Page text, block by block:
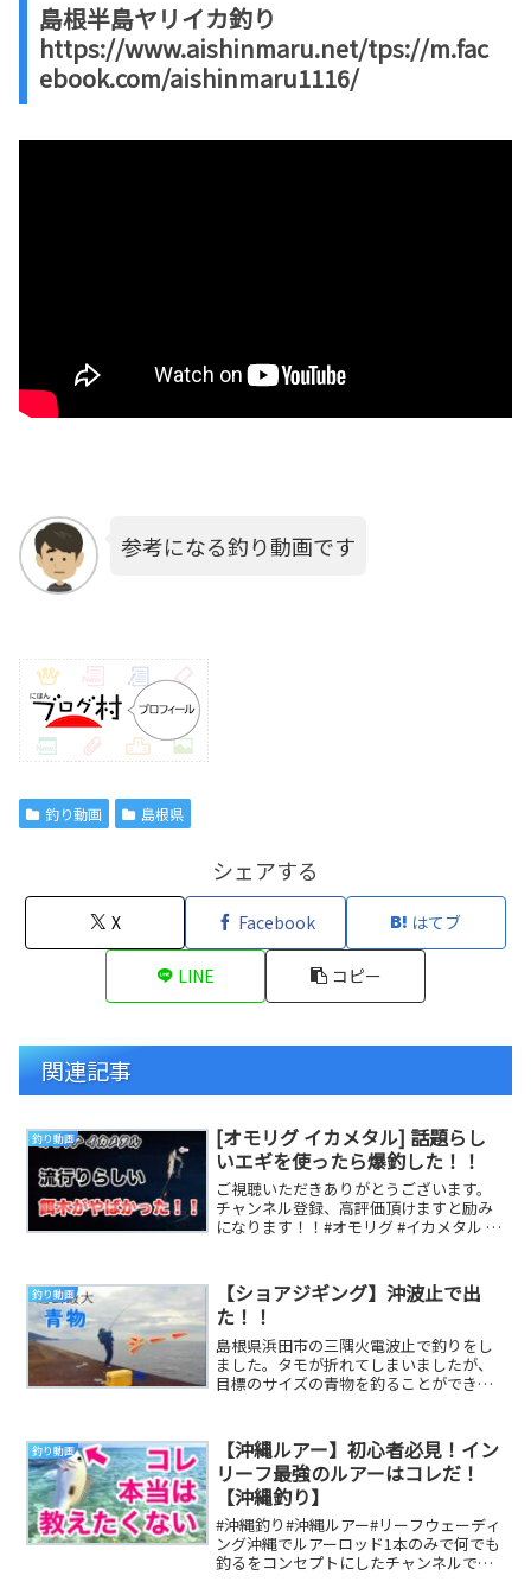
島根半島ヤリイカ釣り
https://www.aishinmaru.net/tps://m.fac
ebook.com/aishinmaru1116/
参考になる釣り動画です
釣り動画 島根県
シェアする
X Facebook はてブ
LINE コピー
関連記事
釣り動画
[オモリグ イカメタル] 話題らし
いエギを使ったら爆釣した！！
ご視聴いただきありがとうございます。
チャンネル登録、高評価頂けますと励み
になります！！#オモリグ #イカメタル #
釣り動画
【ショアジギング】沖波止で出
た！！
島根県浜田市の三隅火電波止で釣りをし
ました。タモが折れてしまいましたが、
目標のサイズの青物を釣ることができま
釣り動画
【沖縄ルアー】初心者必見！イン
リーフ最強のルアーはコレだ！
【沖縄釣り】
#沖縄釣り#沖縄ルアー#リーフウェーディ
ング沖縄でルアーロッド1本のみで何でも
釣るをコンセプトにしたチャンネルで